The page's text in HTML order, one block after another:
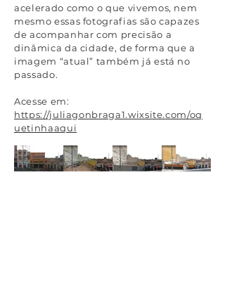
acelerado como o que vivemos, nem
mesmo essas fotografias são capazes
de acompanhar com precisão a
dinâmica da cidade, de forma que a
imagem “atual” também já está no
passado.
Acesse em:
https://juliagonbraga1.wixsite.com/oq
uetinhaaqui